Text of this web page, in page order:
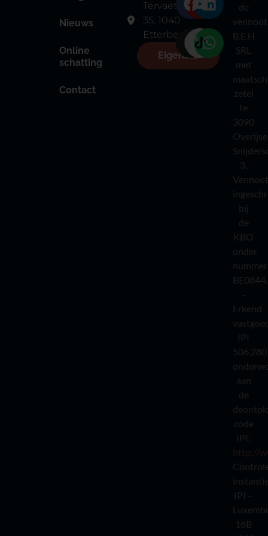
Nieuws
Online
schatting
Contact
Tervaetestraat
35, 1040
Etterbeek
Eigenaar
de
B.E.H
SRL
met
zetel
te
3090
3.
bij
de
KBO
onder
nummer
–
Erkend
IPI
506.280
aan
de
code
IPI:
http://
IPI –
16B